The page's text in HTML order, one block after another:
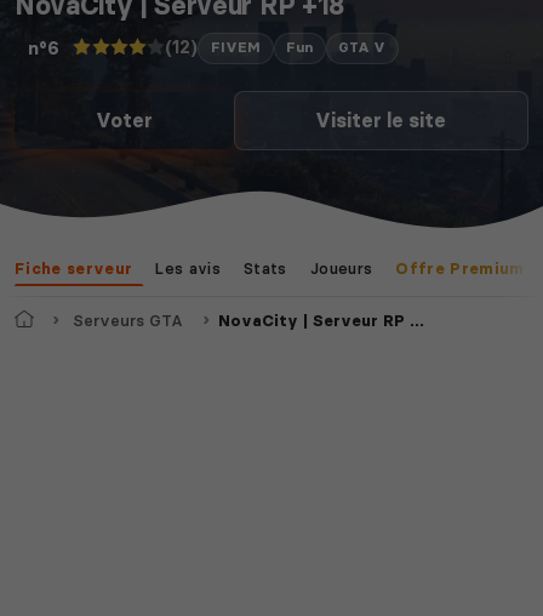
n°6 (12) FIVEM Fun GTA V
Voter Visiter le site
Fiche serveur Les avis Stats Joueurs Offre Premium
AccueilServeurs GTA NovaCity | Serveur RP +18